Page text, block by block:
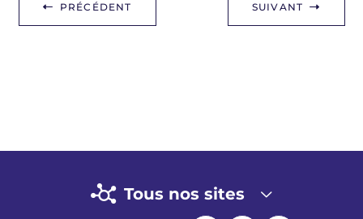
PRÉCÉDENT SUIVANT
Tous nos sites